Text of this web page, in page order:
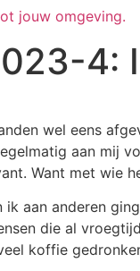
jouw omgeving.
4:
wel eens
aan mij
Want met
aan anderen
die al
koffie